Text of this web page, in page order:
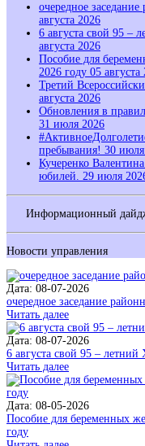
очередное
августа 2026
6 августа свой 95 –
августа 2026
Пособие для
2026 году 05 августа
Третий
августа 2026
Обновления в
31 июля 2026
пребывания! 30
Кучеренко
юбилей. 29 июля
Информационный
Новости управления
Дата: 08-07-2026
очередное заседание
Читать далее
Дата: 08-07-2026
6 августа свой 95 –
Читать далее
Дата: 08-05-2026
Пособие для беременных
году